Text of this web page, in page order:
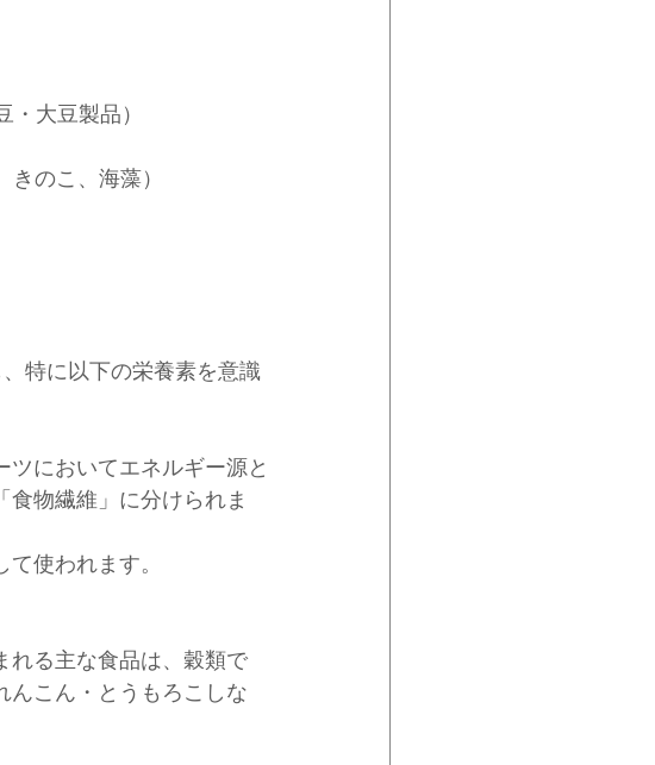
大豆製品）
のこ、海藻）
特に以下の栄養素を意識
においてエネルギー源と
食物繊維」に分けられま
使われます。
れる主な食品は、穀類で
んこん・とうもろこしな